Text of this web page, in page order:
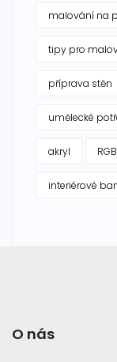
malování na
tipy pro
příprava stěn
umělecké
akryl RGB
interiérové
O nás